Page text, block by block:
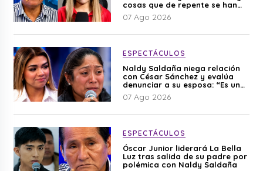
cosas que de repente se han
editado”
07 Ago 2026
ESPECTÁCULOS
Naldy Saldaña niega relación
con César Sánchez y evalúa
denunciar a su esposa: “Es una
difamación”
07 Ago 2026
ESPECTÁCULOS
Óscar Junior liderará La Bella
Luz tras salida de su padre por
polémica con Naldy Saldaña